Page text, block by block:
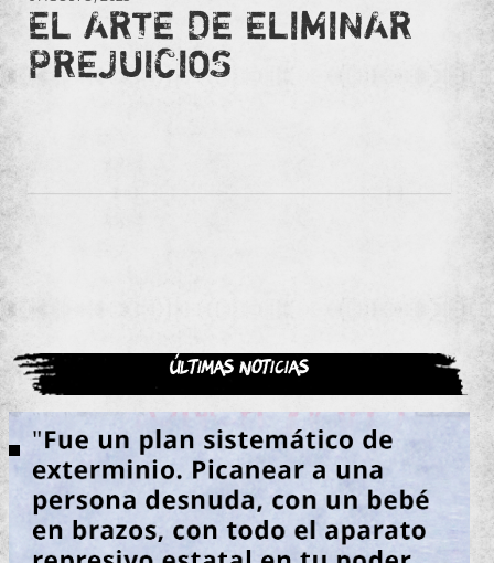
EL ARTE DE ELIMINAR
PREJUICIOS
Últimas noticias